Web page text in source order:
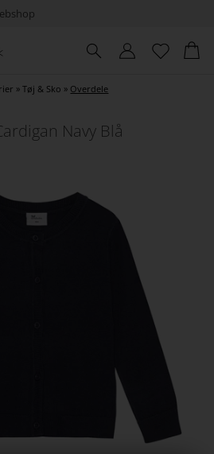
»Tøj & Sko » Overdele
Navy Blå